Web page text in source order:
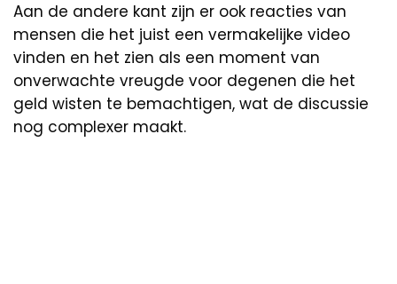
Aan de andere kant zijn er ook reacties van
mensen die het juist een vermakelijke video
vinden en het zien als een moment van
onverwachte vreugde voor degenen die het
geld wisten te bemachtigen, wat de discussie
nog complexer maakt.